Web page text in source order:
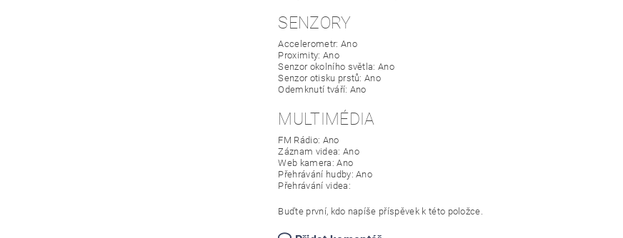
SENZORY
Accelerometr: Ano
Proximity: Ano
Senzor okolního světla: Ano
Senzor otisku prstů: Ano
Odemknutí tváří: Ano
MULTIMÉDIA
FM Rádio: Ano
Záznam videa: Ano
Web kamera: Ano
Přehrávání hudby: Ano
Přehrávání videa:
Buďte první, kdo napíše příspěvek k této položce.